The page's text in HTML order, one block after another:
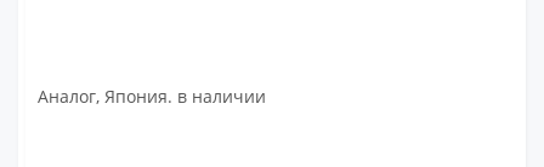
Аналог, Япония. в наличии